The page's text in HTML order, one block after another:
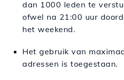
dan 1000 leden te
ofwel na 21:00 uur
het weekend.
Het gebruik van
adressen is toegestaan.